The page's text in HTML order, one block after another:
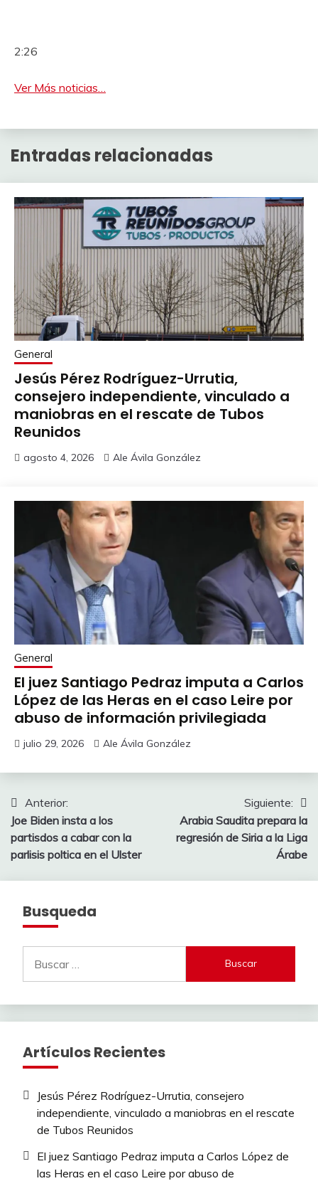
2:26
Ver Más noticias…
Entradas relacionadas
General
Jesús Pérez Rodríguez-Urrutia,
consejero independiente, vinculado a
maniobras en el rescate de Tubos
Reunidos
agosto 4, 2026 Ale Ávila González
General
El juez Santiago Pedraz imputa a Carlos
López de las Heras en el caso Leire por
abuso de información privilegiada
julio 29, 2026 Ale Ávila González
Navegación
de
entradas
Anterior:
Joe Biden insta a los
partisdos a cabar con la
parlisis poltica en el Ulster
Siguiente:
Arabia Saudita prepara la
regresión de Siria a la Liga
Árabe
Busqueda
Artículos Recientes
Jesús Pérez Rodríguez-Urrutia, consejero
independiente, vinculado a maniobras en el rescate
de Tubos Reunidos
El juez Santiago Pedraz imputa a Carlos López de
las Heras en el caso Leire por abuso de